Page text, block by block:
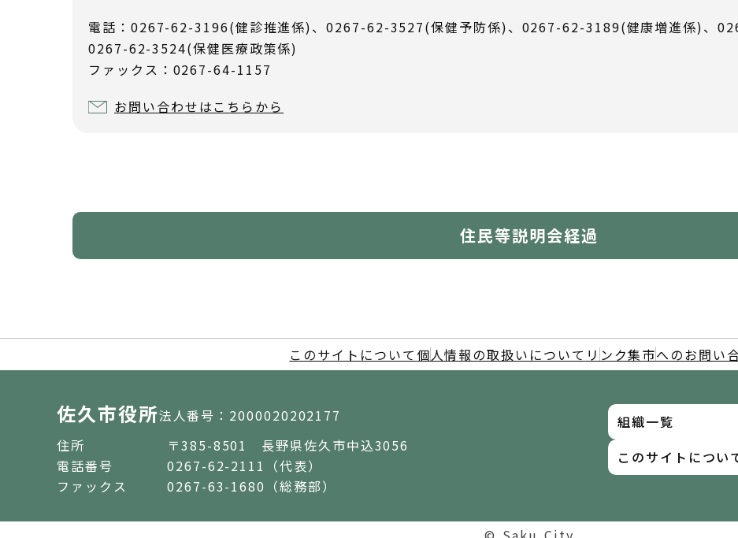
電話：0267-62-3196(健診推進係)、0267-62-3527(保健予防係)、0267-62-3189(健康増進係)、
0267-62-3524(保健医療政策係)
ファックス：0267-64-1157
お問い合わせはこちらから
住民等説明会経過
このサイトについて 個人情報の取扱いについて リンク集市へのお問い
佐久市役所法人番号：2000020202177
住所
〒385-8501 長野県佐久市中込3056
電話番号
0267-62-2111（代表）
ファックス
0267-63-1680（総務部）
組織一覧
このサイトについ